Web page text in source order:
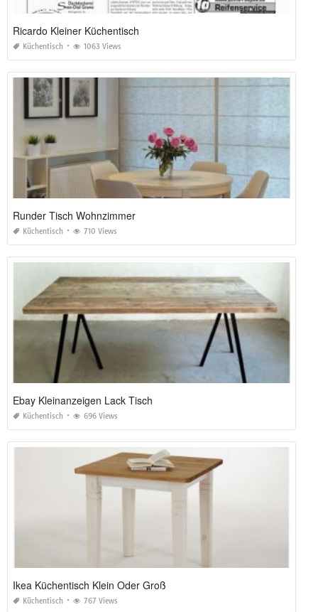
Ricardo Kleiner Küchentisch
Küchentisch 1063 Views
Runder Tisch Wohnzimmer
Küchentisch 710 Views
Ebay Kleinanzeigen Lack Tisch
Küchentisch 696 Views
Ikea Küchentisch Klein Oder Groß
Küchentisch 767 Views